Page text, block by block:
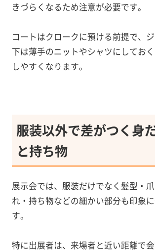
きづらくなるため注意が必要です。
コートはクロークに預ける前提で、
下は薄手のニットやシャツにしてお
しやすくなります。
服装以外で差がつく身
と持ち物
展示会では、服装だけでなく髪型・
れ・持ち物などの細かい部分も印象
す。
特に出展者は、来場者と近い距離で